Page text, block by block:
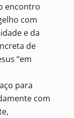
encontro
com
e da
de
“em
para
com